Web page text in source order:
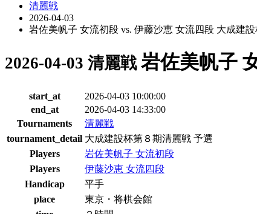
清麗戦
2026-04-03
岩佐美帆子 女流初段 vs. 伊藤沙恵 女流四段 大成建
2026-04-03 清麗戦 岩佐美帆子
start_at
2026-04-03 10:00:00
end_at
2026-04-03 14:33:00
Tournaments
清麗戦
tournament_detail 大成建設杯第８期清麗戦 予選
Players
岩佐美帆子 女流初段
Players
伊藤沙恵 女流四段
Handicap
平手
place
東京・将棋会館